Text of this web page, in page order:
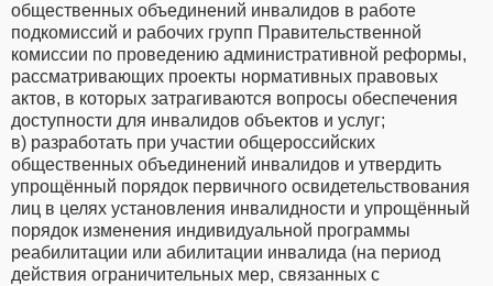
общественных объединений инвалидов в работе
подкомиссий и рабочих групп Правительственной
комиссии по проведению административной реформы,
рассматривающих проекты нормативных правовых
актов, в которых затрагиваются вопросы обеспечения
доступности для инвалидов объектов и услуг;
в) разработать при участии общероссийских
общественных объединений инвалидов и утвердить
упрощённый порядок первичного освидетельствования
лиц в целях установления инвалидности и упрощённый
порядок изменения индивидуальной программы
реабилитации или абилитации инвалида (на период
действия ограничительных мер, связанных с